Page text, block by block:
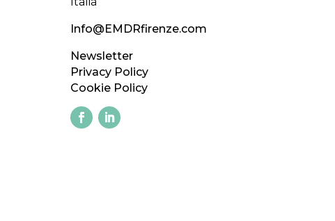
Info@EMDRfirenze.com
Newsletter
Privacy Policy
Cookie Policy